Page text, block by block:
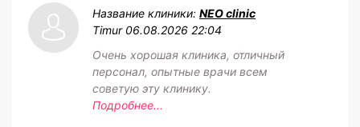
Название клиники: NEO clinic
Timur 06.08.2026 22:04
Очень хорошая клиника, отличный
персонал, опытные врачи всем
советую эту клинику.
Подробнее...